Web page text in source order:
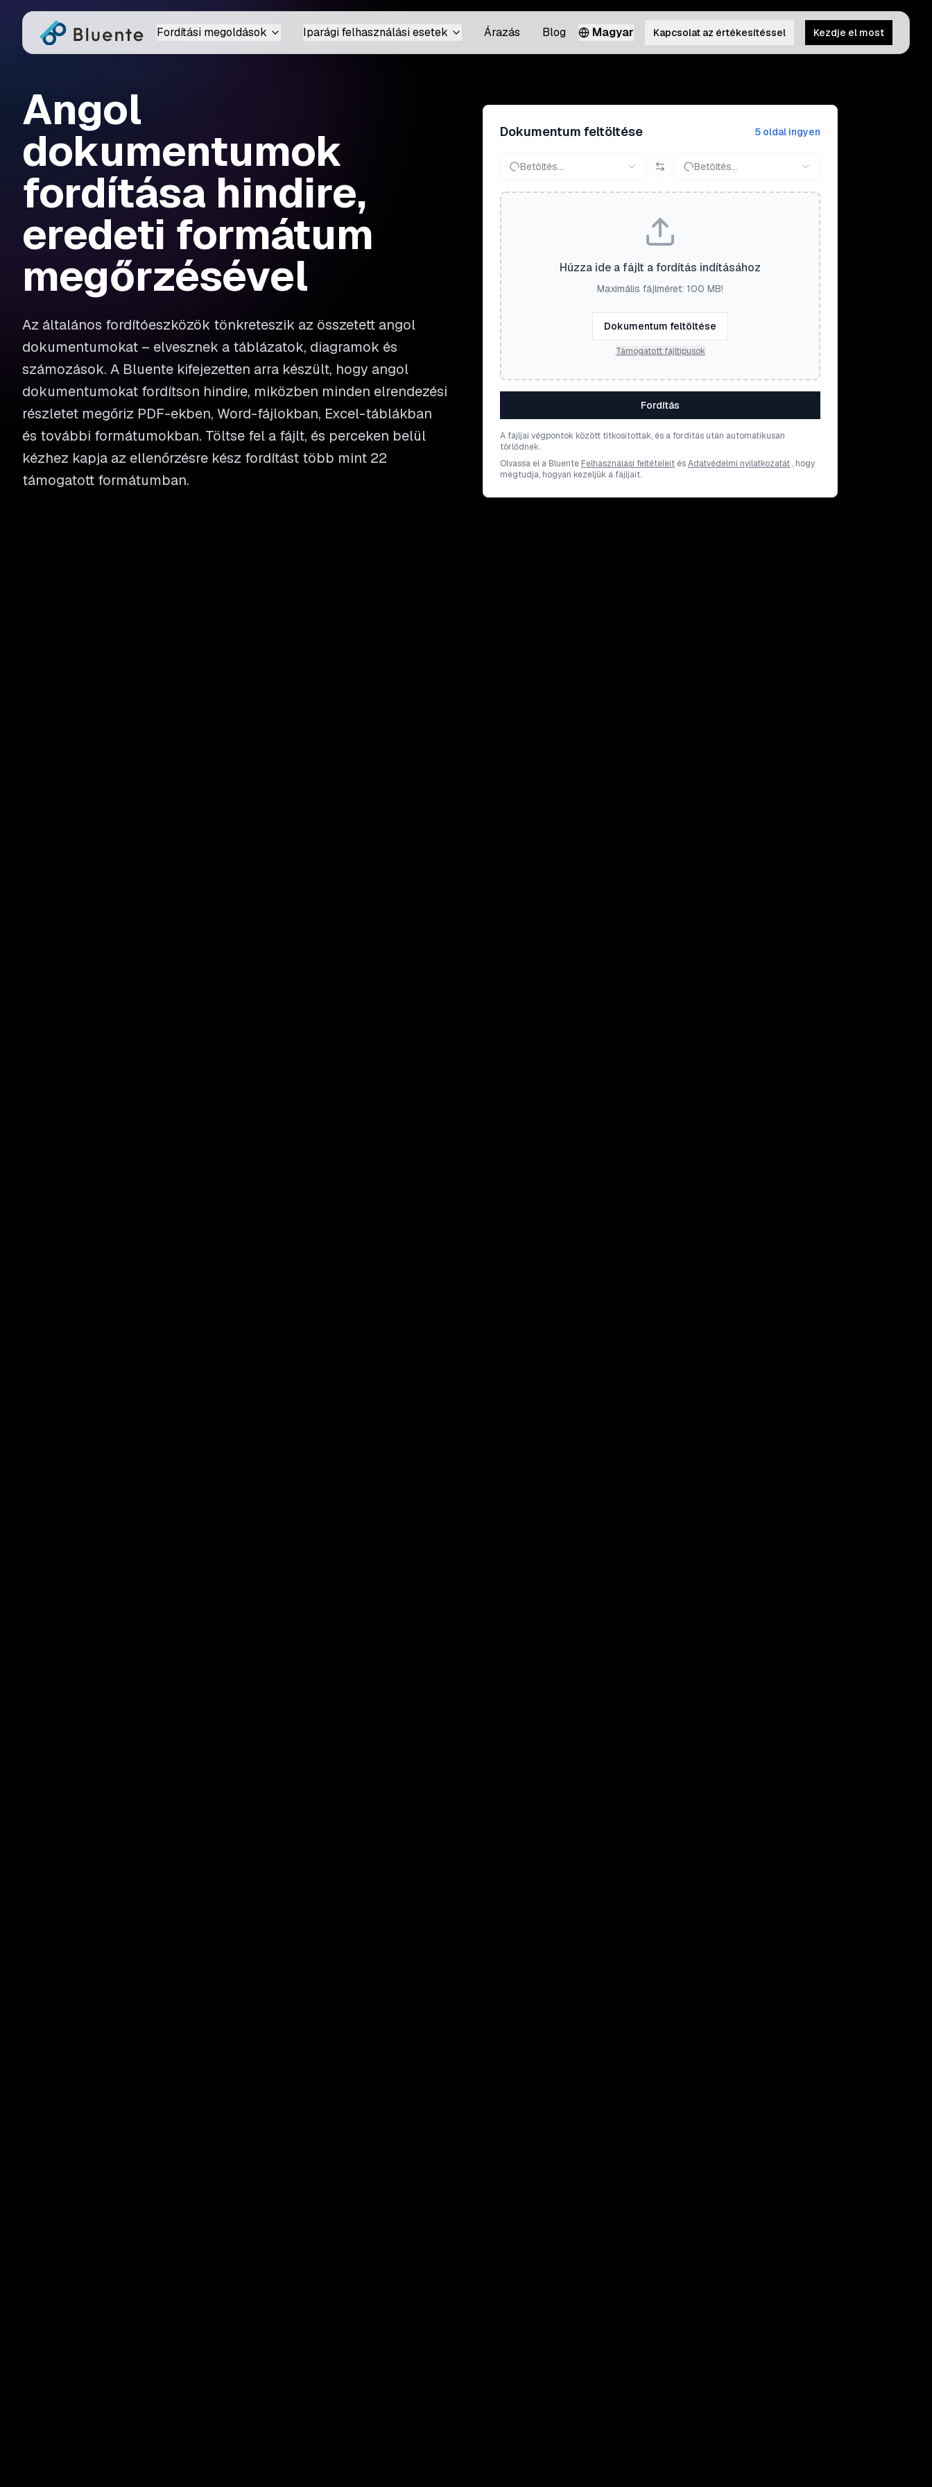
Fordítási megoldások Iparági felhasználási esetek Árazás Blog Magyar Kapcsolat az értékesítéssel Kezdje el most
Angol
dokumentumok
fordítása hindire,
eredeti formátum
megőrzésével
Az általános fordítóeszközök tönkreteszik az összetett angol
dokumentumokat – elvesznek a táblázatok, diagramok és
számozások. A Bluente kifejezetten arra készült, hogy angol
dokumentumokat fordítson hindire, miközben minden elrendezési
részletet megőriz PDF-ekben, Word-fájlokban, Excel-táblákban
és további formátumokban. Töltse fel a fájlt, és perceken belül
kézhez kapja az ellenőrzésre kész fordítást több mint 22
támogatott formátumban.
Dokumentum feltöltése 5 oldal ingyen
Betöltés... Betöltés...
Húzza ide a fájlt a fordítás indításához
Maximális fájlméret: 100 MB!
Dokumentum feltöltése
Támogatott fájltípusok
Fordítás
A fájljai végpontok között titkosítottak, és a fordítás után automatikusan
törlődnek.
Olvassa el a Bluente Felhasználási feltételeit ésAdatvédelmi nyilatkozatát , hogy
megtudja, hogyan kezeljük a fájljait.